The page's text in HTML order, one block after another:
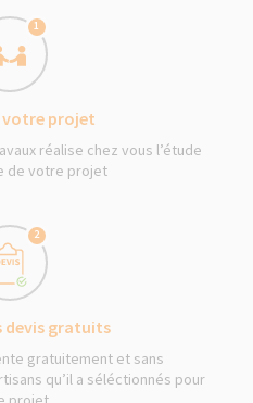
1
votre projet
réalise chez vous l’étude
de votre projet
2
devis gratuits
gratuitement et sans
qu’il a séléctionnés pour